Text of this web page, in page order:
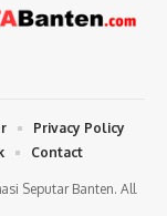
Seputar Banten. All
Privacy Policy
Contact